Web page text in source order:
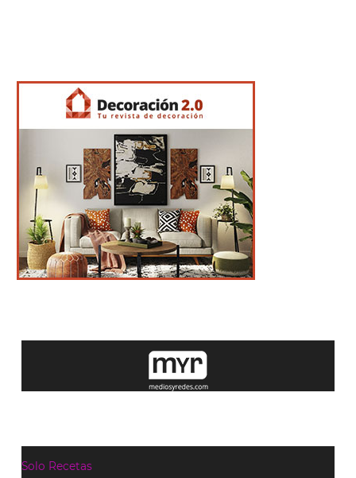
Solo Recetas